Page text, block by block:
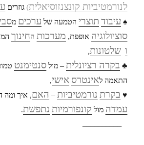
לנורמטיביות קונצנזוסיאלית) גוזרים
♠ עיבוד תוצרי הטמעה של ערכים מ
סוציולוגיה אופפת, מערכות החינוך
ו–שלטונות,
♣ בקרה רציונלית – מולסנטימנט
התאמה לאינטרס אישי,
♥ בקרת נורמטיביות – האם, איך ומה
עמדה מול קונפורמיות נתפשת.